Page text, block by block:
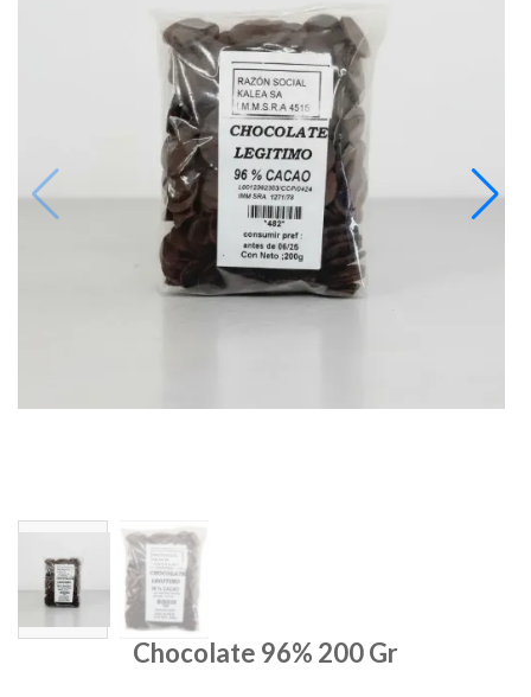
Chocolate 96% 200 Gr